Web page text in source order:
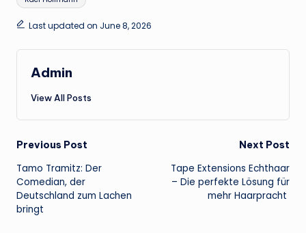
Last updated on June 8, 2026
Admin
View All Posts
Post
navigation
Previous Post
Tamo Tramitz: Der
Comedian, der
Deutschland zum Lachen
bringt
Next Post
Tape Extensions Echthaar
– Die perfekte Lösung für
mehr Haarpracht